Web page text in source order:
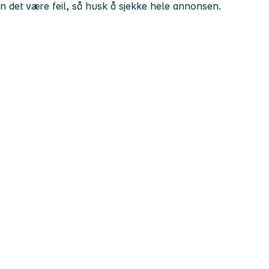
det være feil, så husk å sjekke hele annonsen.